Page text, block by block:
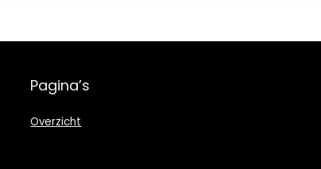
Pagina’s
Overzicht